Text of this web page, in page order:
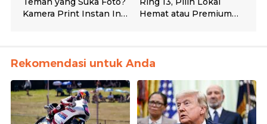
Rekomendasi untuk Anda